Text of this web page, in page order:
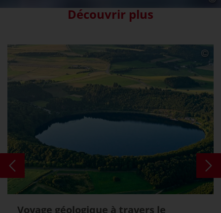
Découvrir plus
Voyage géologique à travers le